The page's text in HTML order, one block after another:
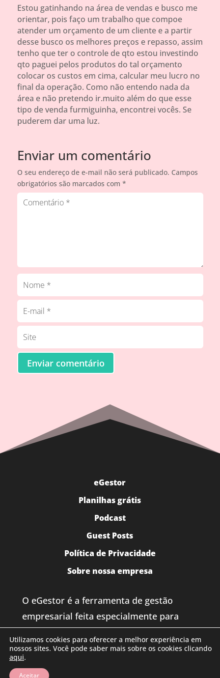
Estou gatinhando na área de vendas e busco me
orientar, pois faço um trabalho que compoe
atender um orçamento de um cliente e a partir
desse busco os melhores preços e repasso, assim
tenho que ter o controle de qto estou investindo
qto paguei pelos produtos do tal orçamento
colocar os custos em cima, calcular meu lucro no
final da operação. Como não entendo nada da
área e não pretendo ir.muito além do que esse
tipo de venda furmiguinha, encontrei vocês. Se
puderem dar uma luz.
Enviar um comentário
O seu endereço de e-mail não será publicado. Campos
obrigatórios são marcados com *
Enviar comentário
eGestor
Planilhas grátis
Podcast
Guest Posts
Política de Privacidade
Sobre nossa empresa
O eGestor é a ferramenta de gestão
empresarial feita especialmente para
pequenos negócios. Acreditamos que as
pequenas empresas são o principal vetor
para salvar o Brasil.
Utilizamos cookies para oferecer a melhor experiência em
nossos sites. Você pode saber mais sobre os cookies clicando
aqui.
Aceitar